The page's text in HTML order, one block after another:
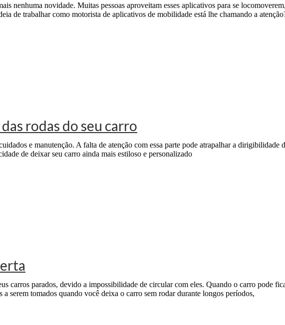
nenhuma novidade. Muitas pessoas aproveitam esses aplicativos para se
de trabalhar como motorista de aplicativos de mobilidade está lhe chamando a
rodas do seu carro
e manutenção. A falta de atenção com essa parte pode atrapalhar a dirigibilidade
de deixar seu carro ainda mais estiloso e personalizado
carros parados, devido a impossibilidade de circular com eles. Quando o carro pode
serem tomados quando você deixa o carro sem rodar durante longos períodos,